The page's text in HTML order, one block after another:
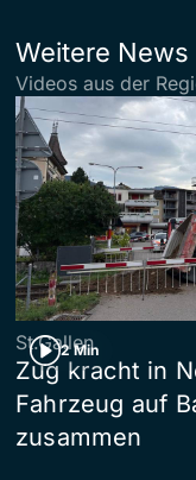
Weitere News
Videos aus der
2 Min
St.Gallen
Zug kracht in
Fahrzeug auf
zusammen